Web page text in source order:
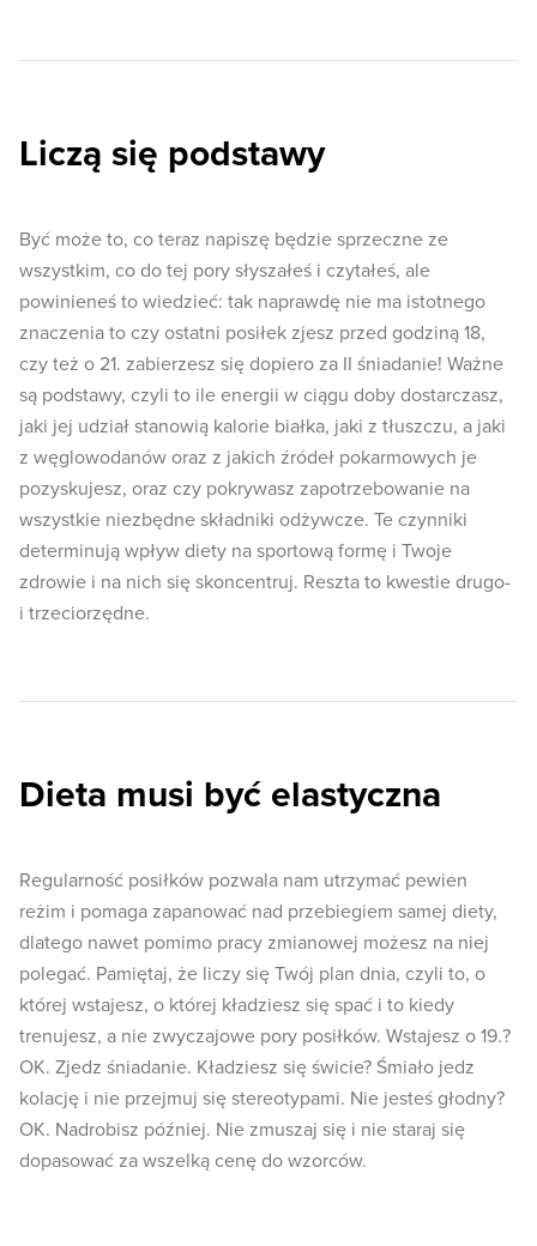
Liczą się podstawy
Być może to, co teraz napiszę będzie sprzeczne ze
wszystkim, co do tej pory słyszałeś i czytałeś, ale
powinieneś to wiedzieć: tak naprawdę nie ma istotnego
znaczenia to czy ostatni posiłek zjesz przed godziną 18,
czy też o 21. zabierzesz się dopiero za II śniadanie! Ważne
są podstawy, czyli to ile energii w ciągu doby dostarczasz,
jaki jej udział stanowią kalorie białka, jaki z tłuszczu, a jaki
z węglowodanów oraz z jakich źródeł pokarmowych je
pozyskujesz, oraz czy pokrywasz zapotrzebowanie na
wszystkie niezbędne składniki odżywcze. Te czynniki
determinują wpływ diety na sportową formę i Twoje
zdrowie i na nich się skoncentruj. Reszta to kwestie drugo-
i trzeciorzędne.
Dieta musi być elastyczna
Regularność posiłków pozwala nam utrzymać pewien
reżim i pomaga zapanować nad przebiegiem samej diety,
dlatego nawet pomimo pracy zmianowej możesz na niej
polegać. Pamiętaj, że liczy się Twój plan dnia, czyli to, o
której wstajesz, o której kładziesz się spać i to kiedy
trenujesz, a nie zwyczajowe pory posiłków. Wstajesz o 19.?
OK. Zjedz śniadanie. Kładziesz się świcie? Śmiało jedz
kolację i nie przejmuj się stereotypami. Nie jesteś głodny?
OK. Nadrobisz później. Nie zmuszaj się i nie staraj się
dopasować za wszelką cenę do wzorców.